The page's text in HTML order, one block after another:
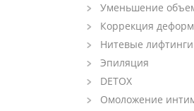
Уменьшение
Коррекция
Нитевые лифтинги
Эпиляция
DETOX
Омоложение